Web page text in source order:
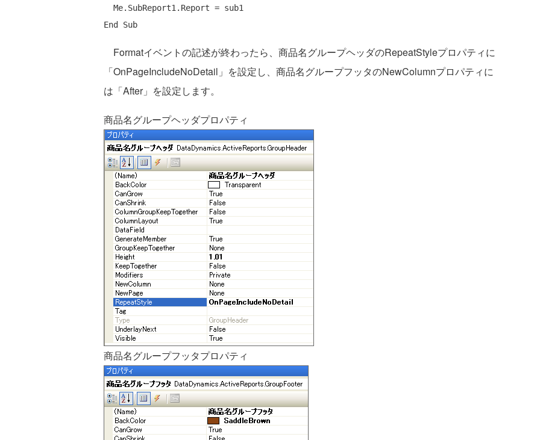
Me
End
Sub
Formatイベントの記述が終わったら、商品名グループヘッダのRepeatStyleプロパティに
「OnPageIncludeNoDetail」を設定し、商品名グループフッタのNewColumnプロパティに
は「After」を設定します。
商品名グループヘッダプロパティ
商品名グループフッタプロパティ